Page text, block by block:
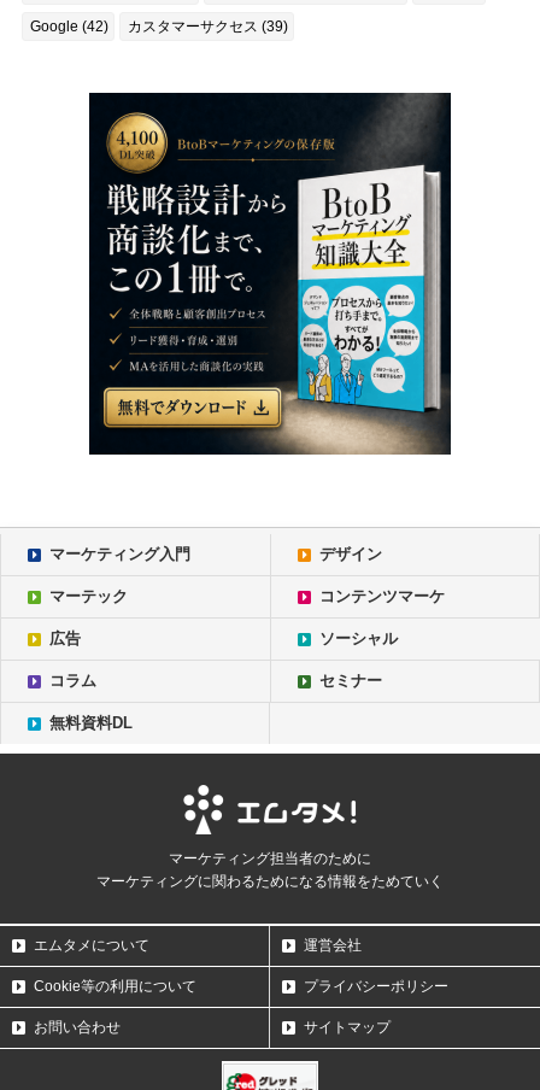
Google (42) カスタマーサクセス (39)
マーケティング入門 デザイン
マーテック コンテンツマーケ
広告 ソーシャル
コラム セミナー
無料資料DL
マーケティング担当者のために
マーケティングに関わるためになる情報をためていく
エムタメについて 運営会社
Cookie等の利用について プライバシーポリシー
お問い合わせ サイトマップ